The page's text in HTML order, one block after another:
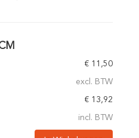
€ 11,50
excl. BTW
€ 13,92
incl. BTW